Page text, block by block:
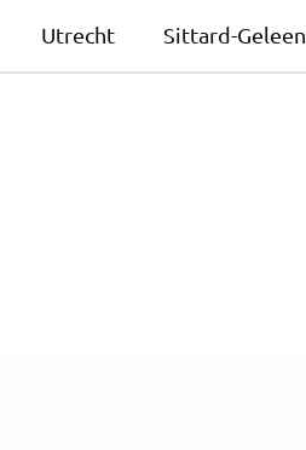
Utrecht Sittard-Geleen